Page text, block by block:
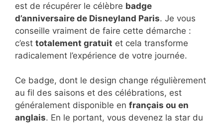
est de récupérer le célèbre badge
d’anniversaire de Disneyland Paris. Je vous
conseille vraiment de faire cette démarche :
c’est totalement gratuit et cela transforme
radicalement l’expérience de votre journée.
Ce badge, dont le design change régulièrement
au fil des saisons et des célébrations, est
généralement disponible en français ou en
anglais. En le portant, vous devenez la star du